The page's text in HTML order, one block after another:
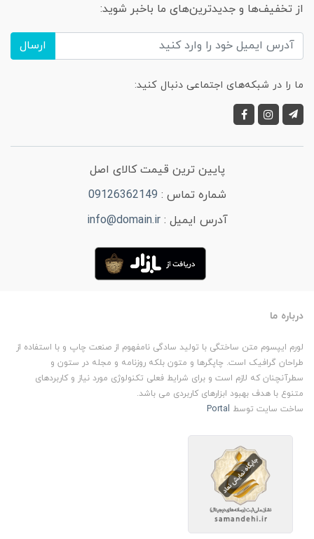
از تخفیف‌ها و جدیدترین‌های ما باخبر شوید:
ارسال
ما را در شبکه‌های اجتماعی دنبال کنید:
پایین ترین قیمت کالای اصل
شماره تماس : 09126362149
آدرس ایمیل :info@domain.ir
درباره ما
لورم ایپسوم متن ساختگی با تولید سادگی نامفهوم از صنعت چاپ و با استفاده از
طراحان گرافیک است. چاپگرها و متون بلکه روزنامه و مجله در ستون و
سطرآنچنان که لازم است و برای شرایط فعلی تکنولوژی مورد نیاز و کاربردهای
متنوع با هدف بهبود ابزارهای کاربردی می باشد.
ساخت سایت توسط Portal